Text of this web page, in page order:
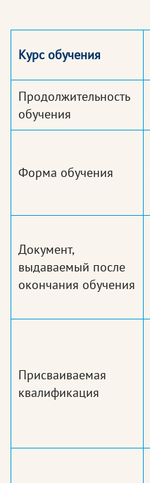
Курс обучения
Продолжительность
обучения
Форма обучения
Документ,
выдаваемый после
окончания обучения
Присваиваемая
квалификация